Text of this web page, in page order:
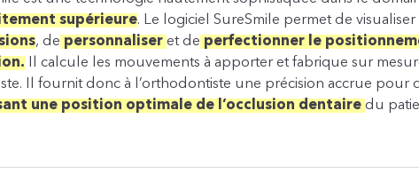
supérieure. Le logiciel SureSmile permet de
, de personnaliseret de perfectionner le
Il calcule les mouvements à apporter et fabrique sur
Il fournit donc à l’orthodontiste une précision accrue pour
une position optimale de l’occlusion dentairedu